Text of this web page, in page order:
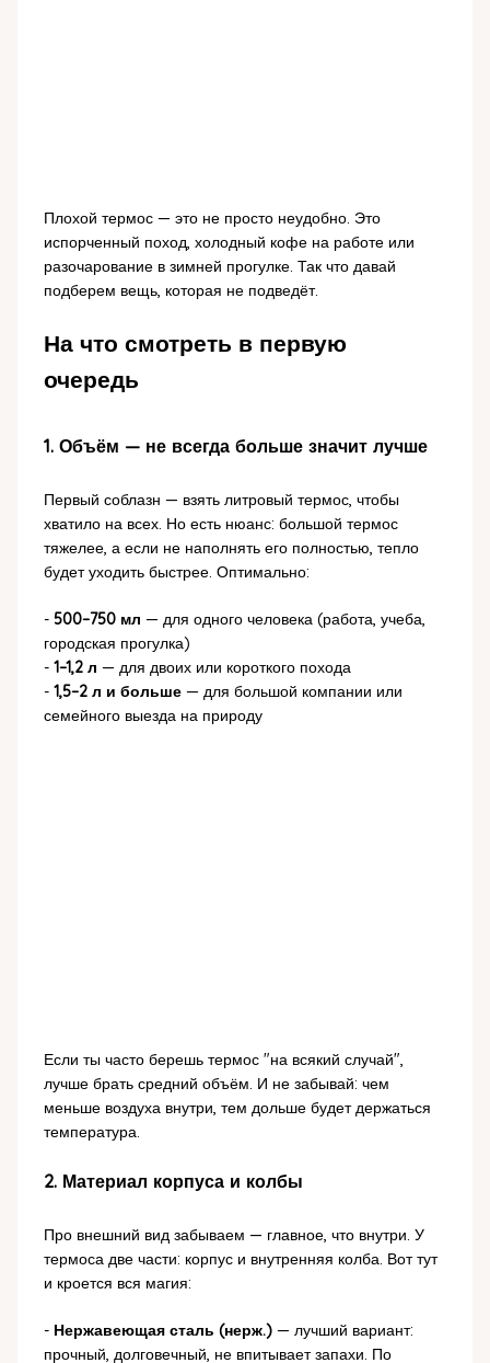
Плохой термос — это не просто неудобно. Это
испорченный поход, холодный кофе на работе или
разочарование в зимней прогулке. Так что давай
подберем вещь, которая не подведёт.
На что смотреть в первую
очередь
1. Объём — не всегда больше значит лучше
Первый соблазн — взять литровый термос, чтобы
хватило на всех. Но есть нюанс: большой термос
тяжелее, а если не наполнять его полностью, тепло
будет уходить быстрее. Оптимально:
- 500–750 мл — для одного человека (работа, учеба,
городская прогулка)
- 1–1,2 л — для двоих или короткого похода
- 1,5–2 л и больше— для большой компании или
семейного выезда на природу
Если ты часто берешь термос "на всякий случай",
лучше брать средний объём. И не забывай: чем
меньше воздуха внутри, тем дольше будет держаться
температура.
2. Материал корпуса и колбы
Про внешний вид забываем — главное, что внутри. У
термоса две части: корпус и внутренняя колба. Вот тут
и кроется вся магия:
- Нержавеющая сталь (нерж.)— лучший вариант:
прочный, долговечный, не впитывает запахи. По